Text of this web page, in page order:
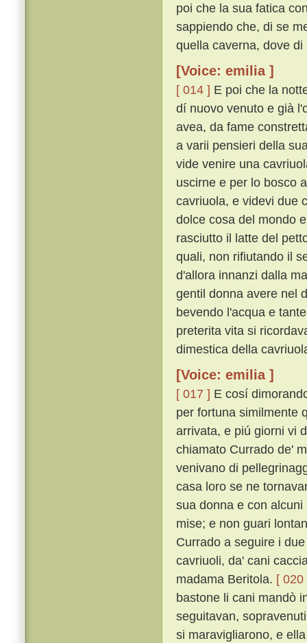
poi che la sua fatica
sappiendo che, di se
quella caverna, dove
[Voice: emilia ]
[ 014 ] E poi che la
dí nuovo venuto e già
avea, da fame
a varii pensieri della
vide venire una
uscirne e per lo bosco
cavriuola, e videvi due
dolce cosa del mondo
rasciutto il latte del
quali, non rifiutando il
d'allora innanzi dalla
gentil donna avere nel
bevendo l'acqua e
preterita vita si
dimestica della
[Voice: emilia ]
[ 017 ] E cosí
per fortuna similmente
arrivata, e piú giorni vi
chiamato Currado de'
venivano di
casa loro se ne
sua donna e con
mise; e non guari
Currado a seguire i
cavriuoli, da' cani
madama Beritola. [ 020
bastone li cani mandò
seguitavan,
si maravigliarono, e